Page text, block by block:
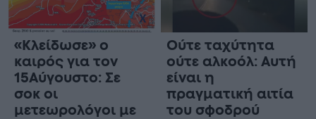
«Κλείδωσε» ο
καιρός για τον
15Αύγουστο: Σε
σοκ οι
μετεωρολόγοι με
Ούτε ταχύτητα
ούτε αλκοόλ: Αυτή
είναι η
πραγματική αιτία
του σφοδρού